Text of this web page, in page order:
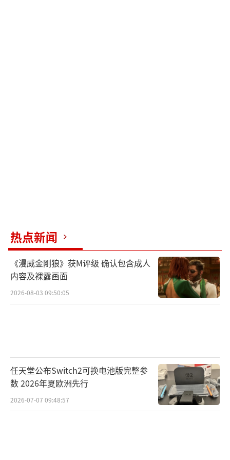
只有将分辨率降至2K后，才有少数几款显
卡，比如RTX 5090，RTX 4090能超过70FPS，
其他显卡依旧很难超过60FPS
原生2K测试：
热点新闻
《漫威金刚狼》获M评级 确认包含成人
内容及裸露画面
2026-08-03 09:50:05
任天堂公布Switch2可换电池版完整参
数 2026年夏欧洲先行
2026-07-07 09:48:57